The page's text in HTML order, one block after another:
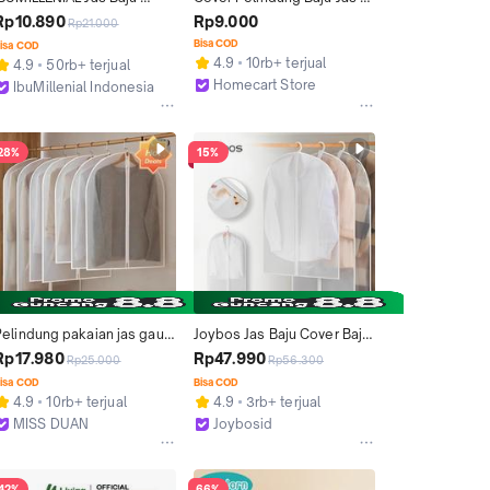
Baju Gantungan Anti
Air Anti Debu Pelindung
Pakaian Ziplock
Rp21.000
COD
4.9
50rb+ terjual
IbuMillenial Indonesia
Cover Pakaian Anti Debu
Tempat Pakaian PEVA
Rp9.000
Bisa COD
4.9
10rb+ terjual
Homecart Store
pakaian jas gaun
Cover / baju jas gaun
Rp25.000
COD
4.9
10rb+ terjual
MISS DUAN
15%
Joybos Jas Baju Cover Baju
Gantungan Anti Air Anti
Ziplock CB001
Rp47.990Rp56.300
Bisa COD
4.9
3rb+ terjual
Joybosid